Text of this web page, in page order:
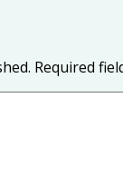
Required